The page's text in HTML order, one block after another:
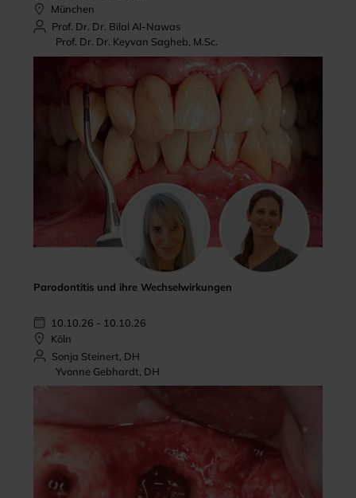
München
Prof. Dr. Dr. Bilal Al-Nawas
Prof. Dr. Dr. Keyvan Sagheb, M.Sc.
Parodontitis und ihre Wechselwirkungen
10.10.26 - 10.10.26
Köln
Sonja Steinert, DH
Yvonne Gebhardt, DH